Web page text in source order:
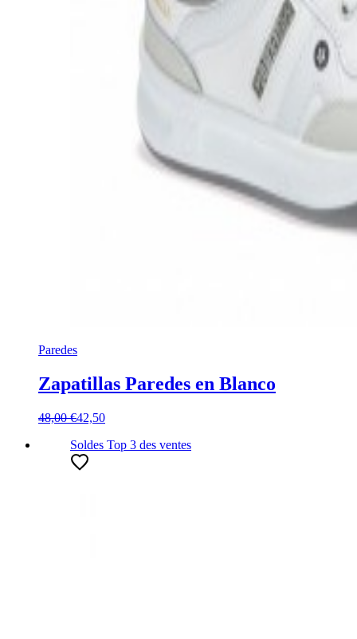
Paredes
Zapatillas Paredes en Blanco
48,00 €42,50
Soldes Top 3 des ventes